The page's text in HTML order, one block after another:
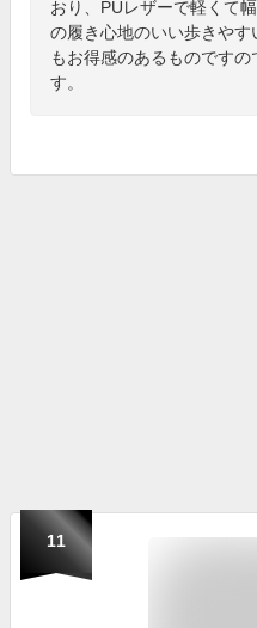
おり、PUレザーで軽くて
の履き心地のいい歩きや
もお得感のあるものです
す。
11